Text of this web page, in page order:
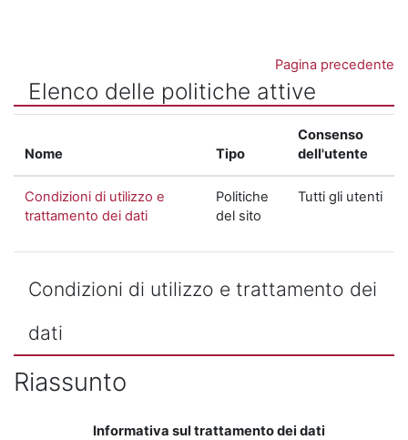
Pagina precedente
Elenco delle politiche attive
Nome Tipo
Consenso
dell'utente
Condizioni di utilizzo e
trattamento dei dati
Politiche
del sito
Tutti gli utenti
Condizioni di utilizzo e trattamento dei
dati
Riassunto
Informativa sul trattamento dei dati